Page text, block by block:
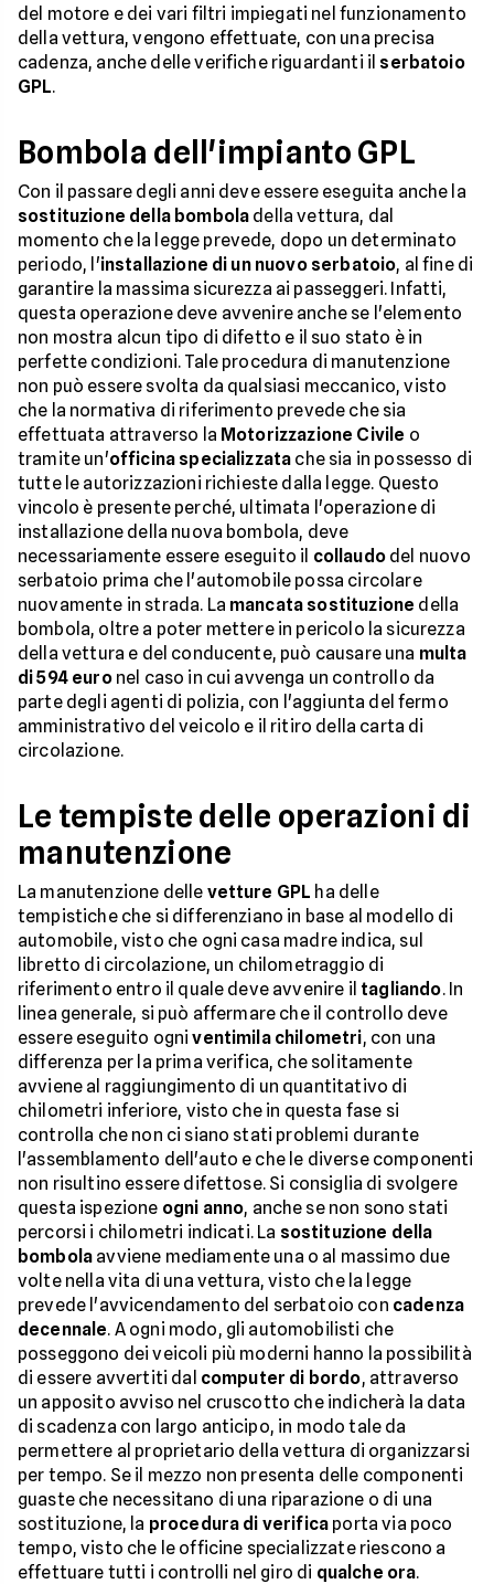
del motore e dei vari filtri impiegati nel funzionamento
della vettura, vengono effettuate, con una precisa
cadenza, anche delle verifiche riguardanti il serbatoio
GPL.
Bombola dell'impianto GPL
Con il passare degli anni deve essere eseguita anche la
sostituzione della bombola della vettura, dal
momento che la legge prevede, dopo un determinato
periodo, l'installazione di un nuovo serbatoio, al fine di
garantire la massima sicurezza ai passeggeri. Infatti,
questa operazione deve avvenire anche se l'elemento
non mostra alcun tipo di difetto e il suo stato è in
perfette condizioni. Tale procedura di manutenzione
non può essere svolta da qualsiasi meccanico, visto
che la normativa di riferimento prevede che sia
effettuata attraverso la Motorizzazione Civile o
tramite un'officina specializzata che sia in possesso di
tutte le autorizzazioni richieste dalla legge. Questo
vincolo è presente perché, ultimata l'operazione di
installazione della nuova bombola, deve
necessariamente essere eseguito il collaudodel nuovo
serbatoio prima che l'automobile possa circolare
nuovamente in strada. La mancata sostituzione della
bombola, oltre a poter mettere in pericolo la sicurezza
della vettura e del conducente, può causare una multa
di 594 euronel caso in cui avvenga un controllo da
parte degli agenti di polizia, con l'aggiunta del fermo
amministrativo del veicolo e il ritiro della carta di
circolazione.
Le tempiste delle operazioni di
manutenzione
La manutenzione delle vetture GPL ha delle
tempistiche che si differenziano in base al modello di
automobile, visto che ogni casa madre indica, sul
libretto di circolazione, un chilometraggio di
riferimento entro il quale deve avvenire il tagliando. In
linea generale, si può affermare che il controllo deve
essere eseguito ogniventimila chilometri, con una
differenza per la prima verifica, che solitamente
avviene al raggiungimento di un quantitativo di
chilometri inferiore, visto che in questa fase si
controlla che non ci siano stati problemi durante
l'assemblamento dell'auto e che le diverse componenti
non risultino essere difettose. Si consiglia di svolgere
questa ispezione ogni anno, anche se non sono stati
percorsi i chilometri indicati. La sostituzione della
bombola avviene mediamente una o al massimo due
volte nella vita di una vettura, visto che la legge
prevede l'avvicendamento del serbatoio con cadenza
decennale. A ogni modo, gli automobilisti che
posseggono dei veicoli più moderni hanno la possibilità
di essere avvertiti dal computer di bordo, attraverso
un apposito avviso nel cruscotto che indicherà la data
di scadenza con largo anticipo, in modo tale da
permettere al proprietario della vettura di organizzarsi
per tempo. Se il mezzo non presenta delle componenti
guaste che necessitano di una riparazione o di una
sostituzione, la procedura di verifica porta via poco
tempo, visto che le officine specializzate riescono a
effettuare tutti i controlli nel giro di qualche ora.